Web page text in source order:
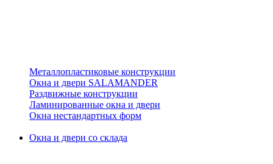
Металлопластиковые конструкции
Окна и двери SALAMANDER
Раздвижные конструкции
Ламинированные окна и двери
Окна нестандартных форм
Окна и двери со склада